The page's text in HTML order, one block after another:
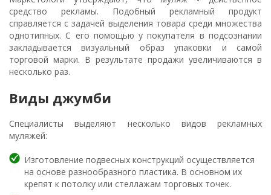
средство рекламы. Подобный рекламный продукт
справляется с задачей выделения товара среди множества
однотипных. С его помощью у покупателя в подсознании
закладывается визуальный образ упаковки и самой
торговой марки. В результате продажи увеличиваются в
несколько раз.
Виды джумби
Специалисты выделяют несколько видов рекламных
муляжей:
Изготовление подвесных конструкций осуществляется
на основе разнообразного пластика. В основном их
крепят к потолку или стеллажам торговых точек.